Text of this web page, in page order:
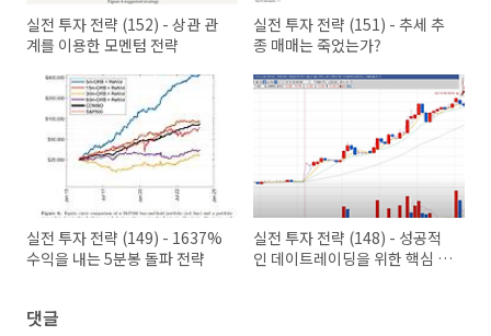
실전 투자 전략 (152) - 상관 관
계를 이용한 모멘텀 전략
실전 투자 전략 (151) - 추세 추
종 매매는 죽었는가?
실전 투자 전략 (149) - 1637%
수익을 내는 5분봉 돌파 전략
실전 투자 전략 (148) - 성공적
인 데이트레이딩을 위한 핵심 전
댓글